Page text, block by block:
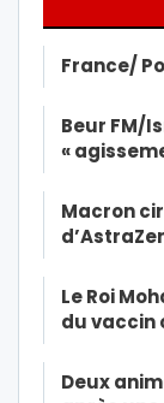
France/
Beur FM/
«
Macron
Le Roi
du vaccin
Deux